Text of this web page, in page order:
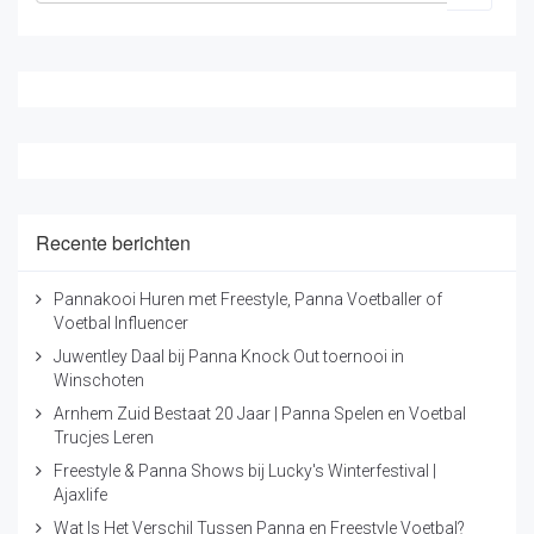
Recente berichten
Pannakooi Huren met Freestyle, Panna Voetballer of
Voetbal Influencer
Juwentley Daal bij Panna Knock Out toernooi in
Winschoten
Arnhem Zuid Bestaat 20 Jaar | Panna Spelen en Voetbal
Trucjes Leren
Freestyle & Panna Shows bij Lucky's Winterfestival |
Ajaxlife
Wat Is Het Verschil Tussen Panna en Freestyle Voetbal?